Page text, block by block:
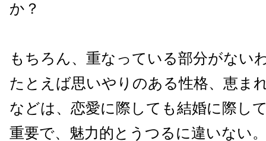
か？
もちろん、重なっている部分がない
たとえば思いやりのある性格、恵ま
などは、恋愛に際しても結婚に際し
重要で、魅力的とうつるに違いない